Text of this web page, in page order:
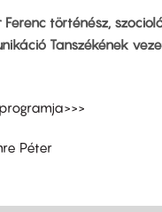
történész,
Tanszékének
Péter